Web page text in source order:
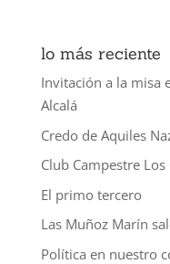
lo más reciente
Invitación a la misa
Alcalá
Credo de Aquiles
Club Campestre
El primo tercero
Las Muñoz Marín
Política en nuestro